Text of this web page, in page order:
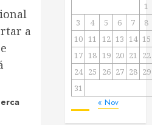
a
1
3
4 5 6 7
8
10 11 12 13 14 15
17 18 19 20 21 22
24 25 26 27 28 29
31
« Nov